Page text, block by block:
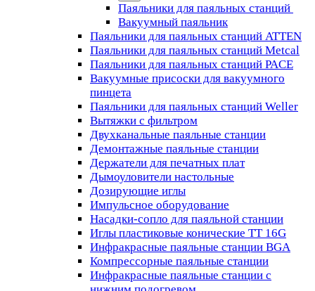
Паяльники для паяльных станций
Вакуумный паяльник
Паяльники для паяльных станций ATTEN
Паяльники для паяльных станций Metcal
Паяльники для паяльных станций PACE
Вакуумные присоски для вакуумного
пинцета
Паяльники для паяльных станций Weller
Вытяжки с фильтром
Двухканальные паяльные станции
Демонтажные паяльные станции
Держатели для печатных плат
Дымоуловители настольные
Дозирующие иглы
Импульсное оборудование
Насадки-сопло для паяльной станции
Иглы пластиковые конические TT 16G
Инфракрасные паяльные станции BGA
Компрессорные паяльные станции
Инфракрасные паяльные станции с